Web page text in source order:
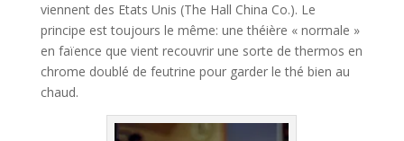
viennent des Etats Unis (The Hall China Co.). Le
principe est toujours le même: une théière « normale »
en faïence que vient recouvrir une sorte de thermos en
chrome doublé de feutrine pour garder le thé bien au
chaud.